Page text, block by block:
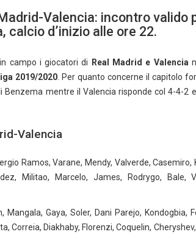
Valencia: incontro valido
calcio d’inizio alle ore 22.
campo i giocatori di Real Madrid e Valencia
2019/2020 . Per quanto concerne il capitolo
Benzema mentre il Valencia risponde col 4-4-2
Valencia
Ramos, Varane, Mendy, Valverde, Casemiro,
Militao, Marcelo, James, Rodrygo, Bale,
Mangala, Gaya, Soler, Dani Parejo, Kondogbia,
Correia, Diakhaby, Florenzi, Coquelin,